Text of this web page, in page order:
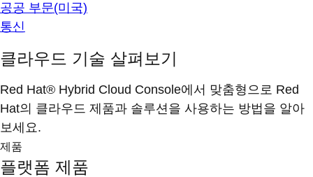
공공 부문(미국)
통신
클라우드 기술 살펴보기
Red Hat® Hybrid Cloud Console에서 맞춤형으로 Red
Hat의 클라우드 제품과 솔루션을 사용하는 방법을 알아
보세요.
제품
플랫폼 제품